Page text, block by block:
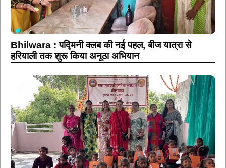
Bhilwara : पद्मिनी क्लब की नई पहल, बीज यात्रा से
हरियाली तक शुरू किया अनूठा अभियान